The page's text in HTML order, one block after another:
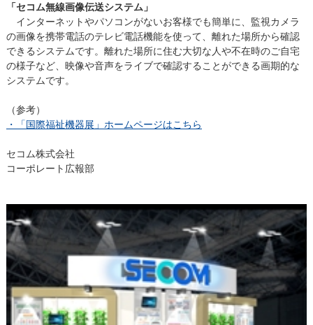
「セコム無線画像伝送システム」
インターネットやパソコンがないお客様でも簡単に、監視カメラ
の画像を携帯電話のテレビ電話機能を使って、離れた場所から確認
できるシステムです。離れた場所に住む大切な人や不在時のご自宅
の様子など、映像や音声をライブで確認することができる画期的な
システムです。
（参考）
・「国際福祉機器展」ホームページはこちら
セコム株式会社
コーポレート広報部